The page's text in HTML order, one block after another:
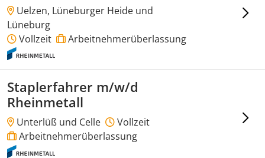
Uelzen, Lüneburger Heide und
Lüneburg
Vollzeit
Arbeitnehmerüberlassung
Staplerfahrer m/w/d
Rheinmetall
Unterlüß und Celle
Vollzeit
Arbeitnehmerüberlassung